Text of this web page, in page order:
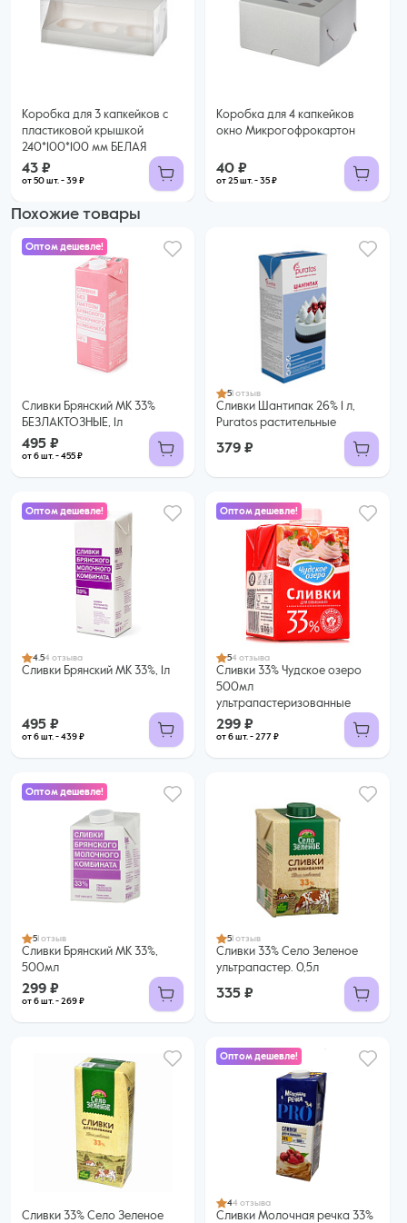
Коробка для 3 капкейков с
пластиковой крышкой
240*100*100 мм БЕЛАЯ
43 ₽
от 50 шт. - 39 ₽
43 ₽
39 ₽ за шт. при заказе от 50 шт.
Коробка для 4 капкейков
окно Микрогофрокартон
40 ₽
от 25 шт. - 35 ₽
40 ₽
35 ₽ за шт. при заказе от 25 шт.
Купить оптом
Похожие товары
Оптом дешевле!
Сливки Брянский МК 33%
БЕЗЛАКТОЗНЫЕ, 1л
495 ₽
от 6 шт. - 455 ₽
495 ₽
455 ₽ за шт. при заказе от 6 шт.
Купить оптом
5 1 отзыв
Сливки Шантипак 26% 1 л,
Puratos растительные
379 ₽
Оптом дешевле!
4.54 отзыва
Сливки Брянский МК 33%, 1л
495 ₽
от 6 шт. - 439 ₽
495 ₽
439 ₽ за шт. при заказе от 6 шт.
Купить оптом
Оптом дешевле!
54 отзыва
Сливки 33% Чудское озеро
500мл
ультрапастеризованные
299 ₽
от 6 шт. - 277 ₽
299 ₽
277 ₽ за шт. при заказе от 6 шт.
Купить оптом
Оптом дешевле!
5 1 отзыв
Сливки Брянский МК 33%,
500мл
299 ₽
от 6 шт. - 269 ₽
299 ₽
269 ₽ за шт. при заказе от 6 шт.
Купить оптом
5 1 отзыв
Сливки 33% Село Зеленое
ультрапастер. 0,5л
335 ₽
Сливки 33% Село Зеленое
Оптом дешевле!
44 отзыва
Сливки Молочная речка 33%
479 ₽
425 ₽ за шт. при заказе от 6 шт.
Купить оптом